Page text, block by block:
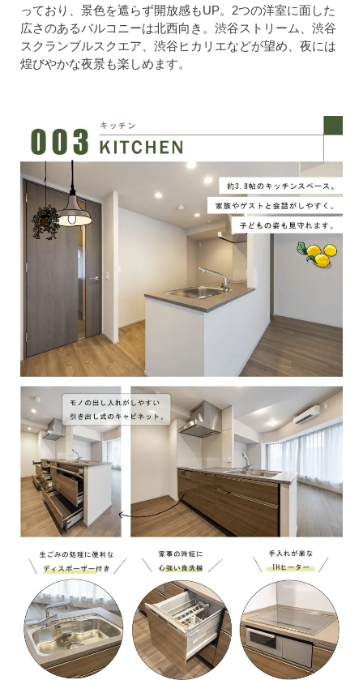
っており、景色を遮らず開放感もUP。2つの洋室に面した
広さのあるバルコニーは北西向き。渋谷ストリーム、渋谷
スクランブルスクエア、渋谷ヒカリエなどが望め、夜には
煌びやかな夜景も楽しめます。